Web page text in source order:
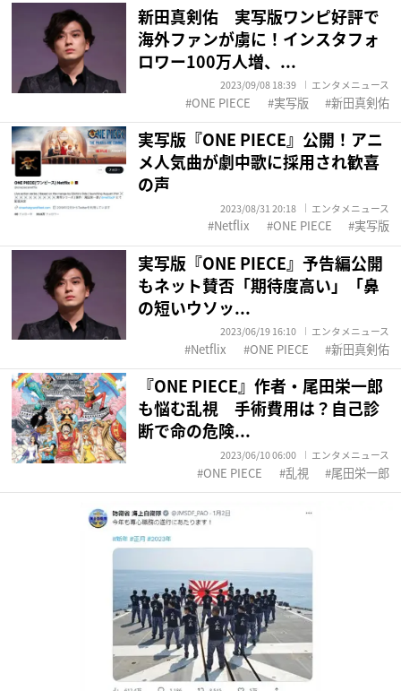
新田真剣佑 実写版ワンピ好評で
海外ファンが虜に！インスタフォ
ロワー100万人増、...
2023/09/08 18:39 エンタメニュース
ONE PIECE 実写版 新田真剣佑
実写版『ONE PIECE』公開！アニ
メ人気曲が劇中歌に採用され歓喜
の声
2023/08/31 20:18 エンタメニュース
Netflix ONE PIECE 実写版
実写版『ONE PIECE』予告編公開
もネット賛否「期待度高い」「鼻
の短いウソッ...
2023/06/19 16:10 エンタメニュース
Netflix ONE PIECE 新田真剣佑
『ONE PIECE』作者・尾田栄一郎
も悩む乱視 手術費用は？自己診
断で命の危険...
2023/06/10 06:00 エンタメニュース
ONE PIECE 乱視 尾田栄一郎